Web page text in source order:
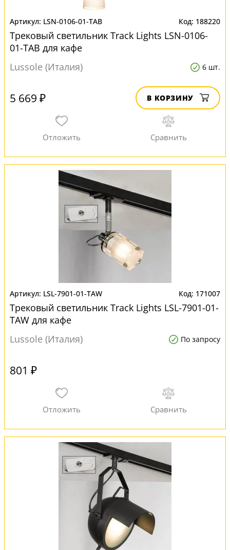
LSN-0106-01-TAB 188220
Трековый светильник Track Lights LSN-0106-
01-TAB для кафе
Lussole (Италия)
6 шт.
5 669 ₽ В КОРЗИНУ
LSL-7901-01-TAW 171007
Трековый светильник Track Lights LSL-7901-01-
TAW для кафе
Lussole (Италия)
По запросу
801 ₽